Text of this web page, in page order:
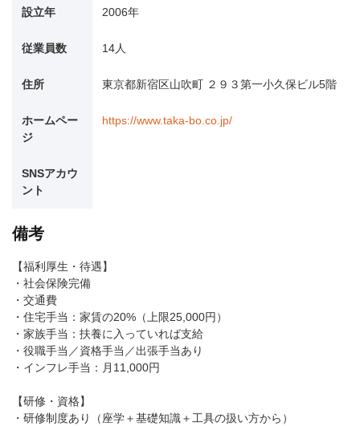
設立年 2006年
従業員数 14人
住所 東京都新宿区山吹町 ２９３第一小久保ビル5階
ホームペー
ジ
https://www.taka-bo.co.jp/
SNSアカウ
ント
備考
【福利厚生・待遇】
・社会保険完備
・交通費
・住宅手当：家賃の20%（上限25,000円）
・家族手当：扶養に入っていれば支給
・役職手当／資格手当／出張手当あり
・インフレ手当：月11,000円
【研修・資格】
・研修制度あり（座学＋基礎知識＋工具の扱い方から）